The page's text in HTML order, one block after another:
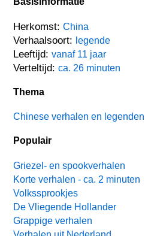
Herkomst:China
Verhaalsoort: legende
Leeftijd:vanaf 11 jaar
Verteltijd:ca. 26 minuten
Thema
Chinese verhalen en legenden
Populair
Griezel- en spookverhalen
Korte verhalen - ca. 2 minuten
Volkssprookjes
De Vliegende Hollander
Grappige verhalen